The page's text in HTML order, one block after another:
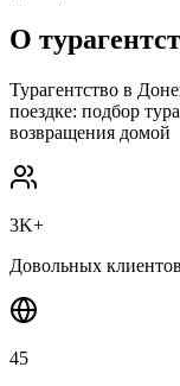
О
Турагентство в
поездке: подбор
возвращения домой
3K+
Довольных клиентов
45